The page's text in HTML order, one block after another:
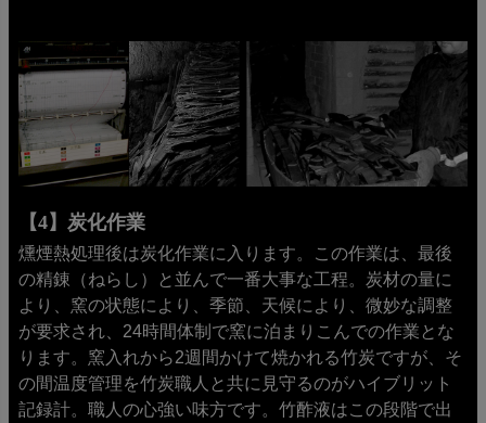
【4】炭化作業
燻煙熱処理後は炭化作業に入ります。この作業は、最後
の精錬（ねらし）と並んで一番大事な工程。炭材の量に
より、窯の状態により、季節、天候により、微妙な調整
が要求され、24時間体制で窯に泊まりこんでの作業とな
ります。窯入れから2週間かけて焼かれる竹炭ですが、そ
の間温度管理を竹炭職人と共に見守るのがハイブリット
記録計。職人の心強い味方です。竹酢液はこの段階で出